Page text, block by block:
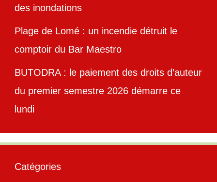
des inondations
Plage de Lomé : un incendie détruit le
comptoir du Bar Maestro
BUTODRA : le paiement des droits d’auteur
du premier semestre 2026 démarre ce
lundi
Catégories